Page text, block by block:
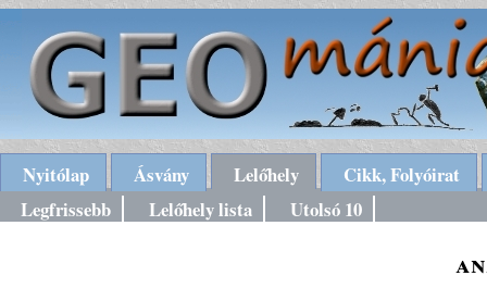
Nyitólap Ásvány Lelőhely
Cikk, Folyóirat
Legfrissebb
Lelőhely lista Utolsó 10